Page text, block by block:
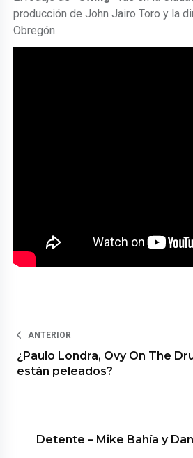
producción de John Jairo Toro y la
Obregón.
ANTERIOR
¿Paulo Londra, Ovy On The
están peleados?
Detente – Mike Bahía y